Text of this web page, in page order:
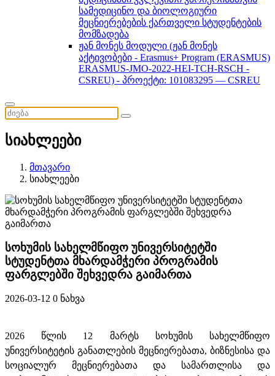
სამედიცინო და ბიოლოგიური
მეცნიერებების ქართველი სტუდენტების
მომზადება
ჟან მონეს მოდული (ჟან მონეს
აქტივობები - Erasmus+ Program (ERASMUS)
ERASMUS-JMO-2022-HEI-TCH-RSCH -
CSREU) - პროექტი: 101083295 — CSREU
სიახლეები
მთავარი
სიახლეები
სოხუმის სახელმწიფო უნივერსიტეტში
სტუდენტთა მხარდამჭერი პროგრამის
ფარგლებში შეხვედრა გაიმართა
2026-03-12 0 ნახვა
2026 წლის 12 მარტს სოხუმის სახელმწიფო
უნივერსიტეტის განათლების მეცნიერებათა, ბიზნესისა და
სოციალურ მეცნიერებათა და სამართლისა და